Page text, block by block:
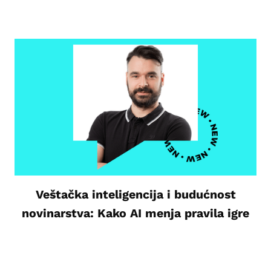
Veštačka inteligencija i budućnost
novinarstva: Kako AI menja pravila igre